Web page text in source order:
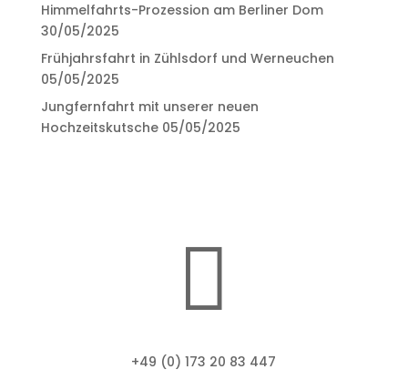
Himmelfahrts-Prozession am Berliner Dom
30/05/2025
Frühjahrsfahrt in Zühlsdorf und Werneuchen
05/05/2025
Jungfernfahrt mit unserer neuen
Hochzeitskutsche 05/05/2025

+49 (0) 173 20 83 447